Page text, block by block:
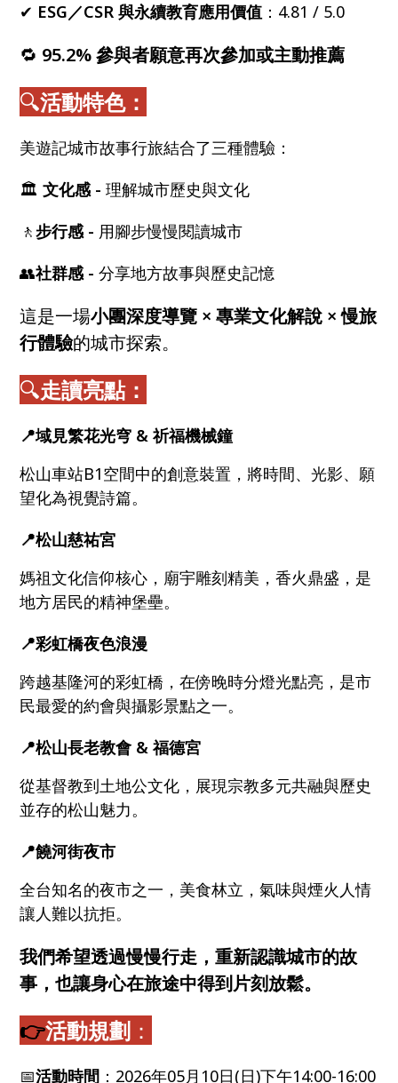
✔ ESG／CSR 與永續教育應用價值 ：4.81 / 5.0
🔁 95.2% 參與者願意再次參加或主動推薦
🔍活動特色：
美遊記城市故事行旅結合了三種體驗：
🏛文化感 -理解城市歷史與文化
🚶步行感 - 用腳步慢慢閱讀城市
👥社群感 -分享地方故事與歷史記憶
這是一場小團深度導覽 × 專業文化解說 × 慢旅
行體驗的城市探索。
🔍走讀亮點：
📍域見繁花光穹 & 祈福機械鐘
松山車站B1空間中的創意裝置，將時間、光影、願
望化為視覺詩篇。
📍松山慈祐宮
媽祖文化信仰核心，廟宇雕刻精美，香火鼎盛，是
地方居民的精神堡壘。
📍彩虹橋夜色浪漫
跨越基隆河的彩虹橋，在傍晚時分燈光點亮，是市
民最愛的約會與攝影景點之一。
📍松山長老教會 & 福德宮
從基督教到土地公文化，展現宗教多元共融與歷史
並存的松山魅力。
📍饒河街夜市
全台知名的夜市之一，美食林立，氣味與煙火人情
讓人難以抗拒。
我們希望透過慢慢行走，重新認識城市的故
事，也讓身心在旅途中得到片刻放鬆。
👉活動規劃 ：
📅活動時間 ：2026年05月10日(日)下午14:00-16:00